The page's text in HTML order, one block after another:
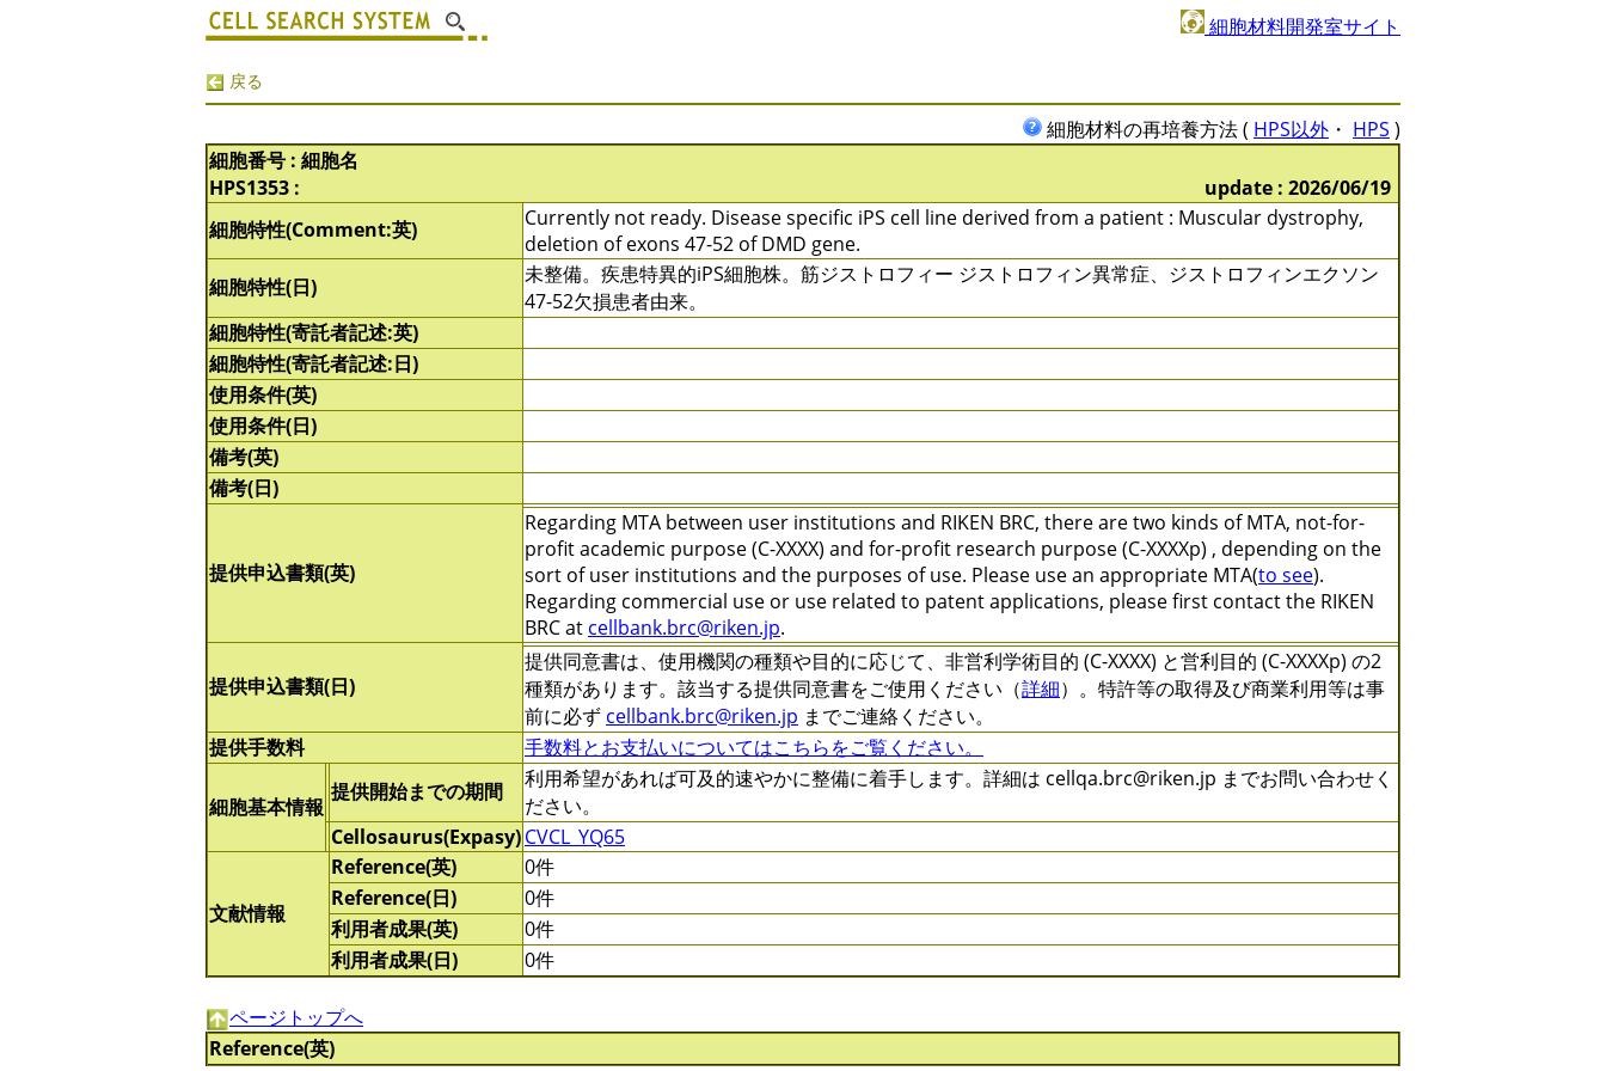
細胞材料開発室サイト
戻る
細胞材料の再培養方法 ( HPS以外 ・ HPS )
細胞番号 : 細胞名
HPS1353 :
update : 2026/06/19
細胞特性(Comment:英)
Currently not ready. Disease specific iPS cell line derived from a patient : Muscular dystrophy,
deletion of exons 47-52 of DMD gene.
細胞特性(日)
未整備。疾患特異的iPS細胞株。筋ジストロフィー ジストロフィン異常症、ジストロフィンエクソン
47-52欠損患者由来。
細胞特性(寄託者記述:英)
細胞特性(寄託者記述:日)
使用条件(英)
使用条件(日)
備考(英)
備考(日)
提供申込書類(英)
Regarding MTA between user institutions and RIKEN BRC, there are two kinds of MTA, not-for-
profit academic purpose (C-XXXX) and for-profit research purpose (C-XXXXp) , depending on the
sort of user institutions and the purposes of use. Please use an appropriate MTA(to see).
Regarding commercial use or use related to patent applications, please first contact the RIKEN
BRC at cellbank.brc@riken.jp.
提供申込書類(日)
提供同意書は、使用機関の種類や目的に応じて、非営利学術目的 (C-XXXX) と営利目的 (C-XXXXp) の2
種類があります。該当する提供同意書をご使用ください（詳細）。特許等の取得及び商業利用等は事
前に必ず cellbank.brc@riken.jp までご連絡ください。
提供手数料
手数料とお支払いについてはこちらをご覧ください。
細胞基本情報
提供開始までの期間
利用希望があれば可及的速やかに整備に着手します。詳細は cellqa.brc@riken.jp までお問い合わせく
ださい。
Cellosaurus(Expasy)CVCL_YQ65
文献情報
Reference(英)
0件
Reference(日)
0件
利用者成果(英)
0件
利用者成果(日)
0件
ページトップへ
Reference(英)